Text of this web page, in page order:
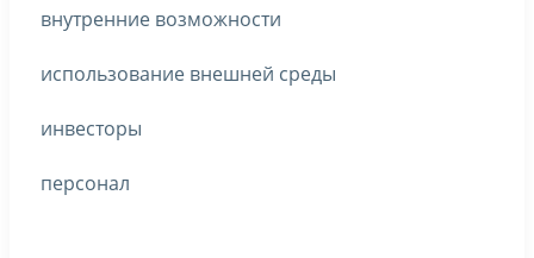
внутренние возможности
использование внешней среды
инвесторы
персонал